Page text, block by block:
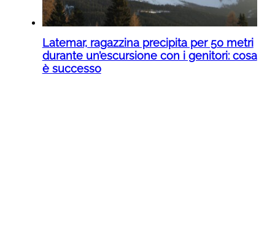
Latemar, ragazzina precipita per 50 metri
durante un’escursione con i genitori: cosa
è successo